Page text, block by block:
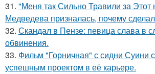
31. "Меня так Сильно Травили за Этот
Медведева призналась, почему
32. Скандал в Пензе: певица слава в
обвинения.
33. Фильм "Горничная" с сидни Суини
успешным проектом в её карьере.